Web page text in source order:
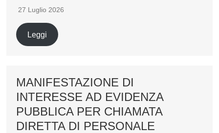
27 Luglio 2026
Leggi
MANIFESTAZIONE DI
INTERESSE AD EVIDENZA
PUBBLICA PER CHIAMATA
DIRETTA DI PERSONALE